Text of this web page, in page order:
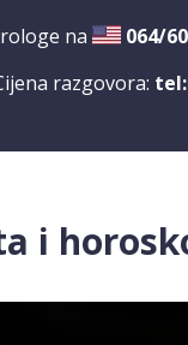
na 064/
razgovora:
i